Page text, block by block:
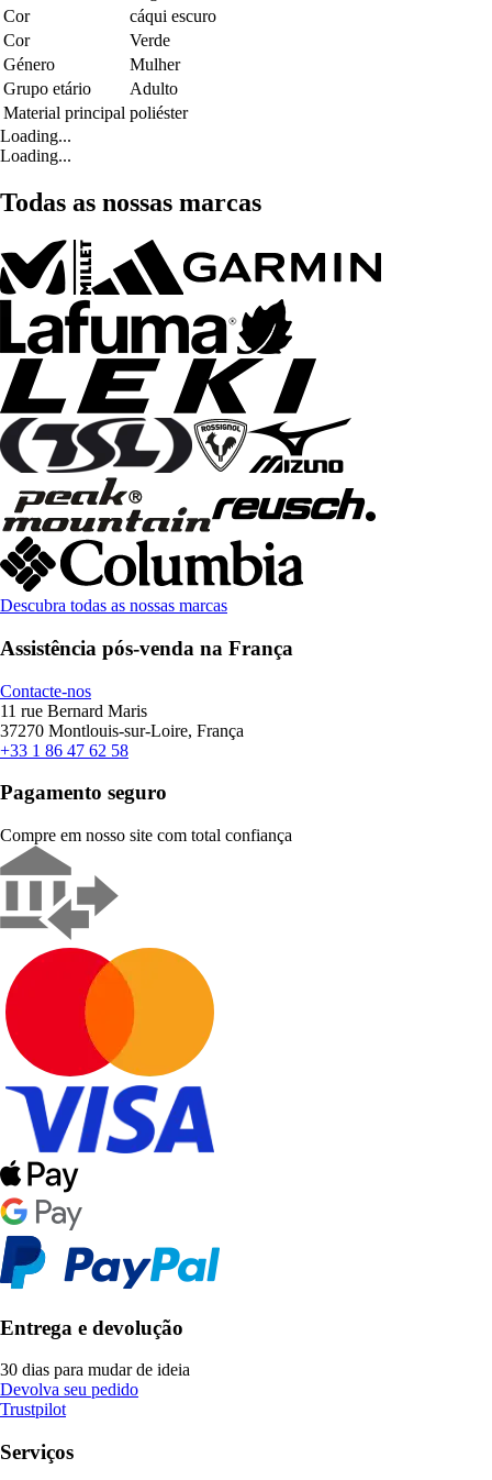
Cor
cáqui escuro
Cor
Verde
Género
Mulher
Grupo etário
Adulto
Material principal poliéster
Loading...
Loading...
Todas as nossas marcas
Descubra todas as nossas marcas
Assistência pós-venda na França
Contacte-nos
11 rue Bernard Maris
37270 Montlouis-sur-Loire, França
+33 1 86 47 62 58
Pagamento seguro
Compre em nosso site com total confiança
Entrega e devolução
30 dias para mudar de ideia
Devolva seu pedido
Trustpilot
Serviços